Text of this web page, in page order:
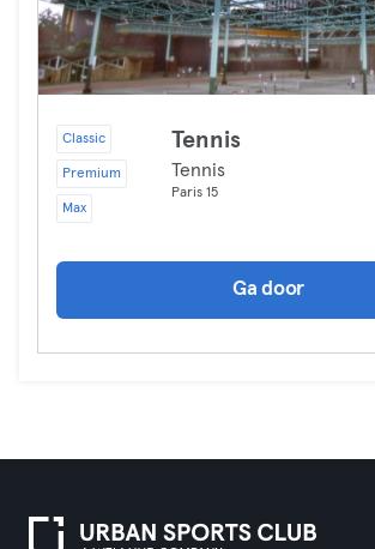
Classic
Premium
Max
Tennis
Tennis
Paris 15
Ga door